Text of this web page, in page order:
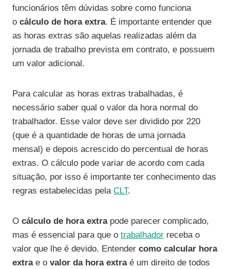
funcionários têm dúvidas sobre como funciona
o cálculo de hora extra. É importante entender que
as horas extras são aquelas realizadas além da
jornada de trabalho prevista em contrato, e possuem
um valor adicional.
Para calcular as horas extras trabalhadas, é
necessário saber qual o valor da hora normal do
trabalhador. Esse valor deve ser dividido por 220
(que é a quantidade de horas de uma jornada
mensal) e depois acrescido do percentual de horas
extras. O cálculo pode variar de acordo com cada
situação, por isso é importante ter conhecimento das
regras estabelecidas pela CLT.
O cálculo de hora extrapode parecer complicado,
mas é essencial para que o trabalhador receba o
valor que lhe é devido. Entender como calcular hora
extrae o valor da hora extraé um direito de todos